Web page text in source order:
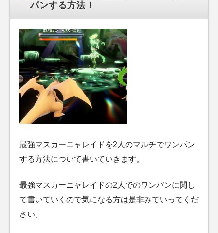
パンする方法！
最強マスカーニャレイドを2人のマルチでワンパン
する方法について書いていきます。
最強マスカーニャレイドの2人でのワンパンに関し
て書いていくので気になる方は是非みていってくだ
さい。